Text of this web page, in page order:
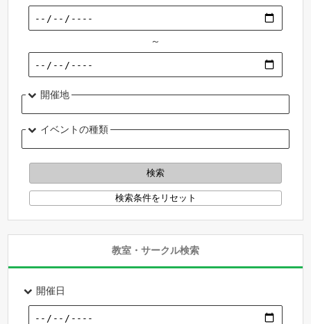
～
開催地
イベントの種類
教室・サークル検索
開催日